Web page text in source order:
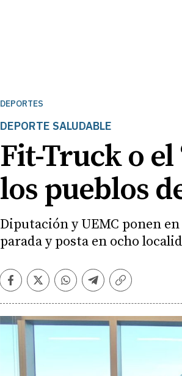
DEPORTES
DEPORTE SALUDABLE
Fit-Truck o el
los pueblos
Diputación y UEMC ponen
parada y posta en ocho
Facebook
TwitterWhatsapp
Telegram
Copiar